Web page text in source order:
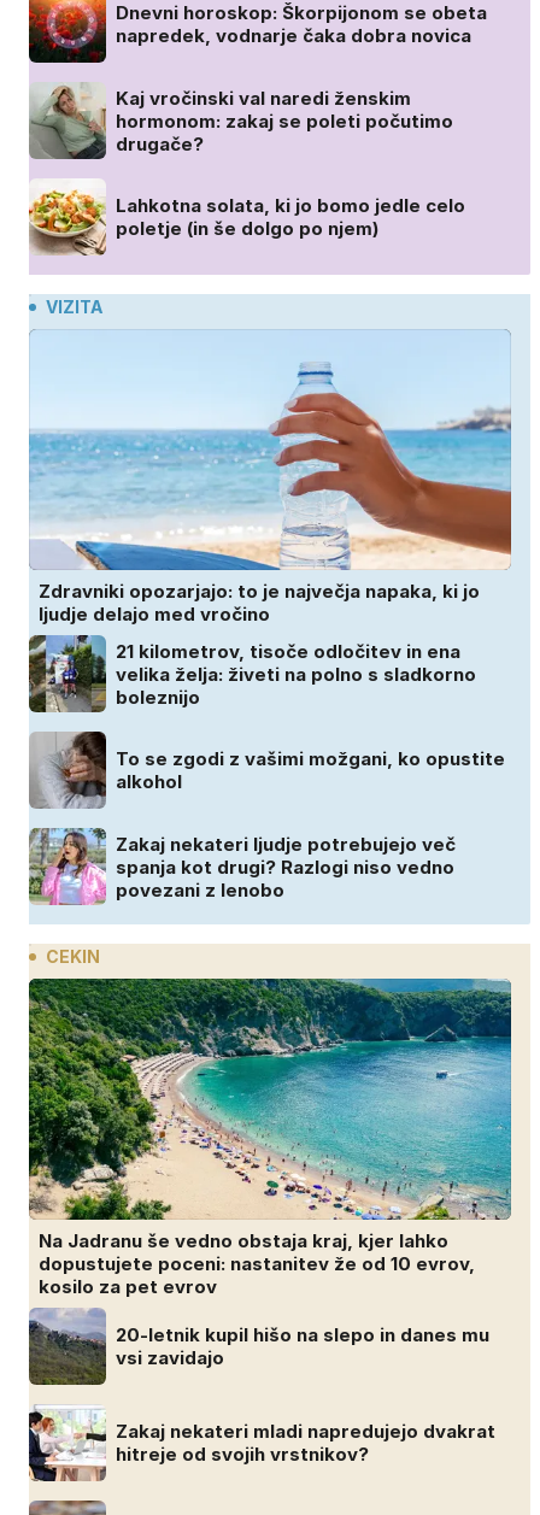
Dnevni horoskop: Škorpijonom se obeta
napredek, vodnarje čaka dobra novica
Kaj vročinski val naredi ženskim
hormonom: zakaj se poleti počutimo
drugače?
Lahkotna solata, ki jo bomo jedle celo
poletje (in še dolgo po njem)
VIZITA
Zdravniki opozarjajo: to je največja napaka, ki jo
ljudje delajo med vročino
21 kilometrov, tisoče odločitev in ena
velika želja: živeti na polno s sladkorno
boleznijo
To se zgodi z vašimi možgani, ko opustite
alkohol
Zakaj nekateri ljudje potrebujejo več
spanja kot drugi? Razlogi niso vedno
povezani z lenobo
CEKIN
Na Jadranu še vedno obstaja kraj, kjer lahko
dopustujete poceni: nastanitev že od 10 evrov,
kosilo za pet evrov
20-letnik kupil hišo na slepo in danes mu
vsi zavidajo
Zakaj nekateri mladi napredujejo dvakrat
hitreje od svojih vrstnikov?